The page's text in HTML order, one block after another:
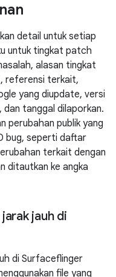
detail untuk setiap
untuk tingkat patch
alasan tingkat
referensi terkait,
yang diupdate, versi
dan tanggal dilaporkan.
perubahan publik yang
bug, seperti daftar
terkait dengan
ditautkan ke angka
jauh di
di Surfaceflinger
file yang